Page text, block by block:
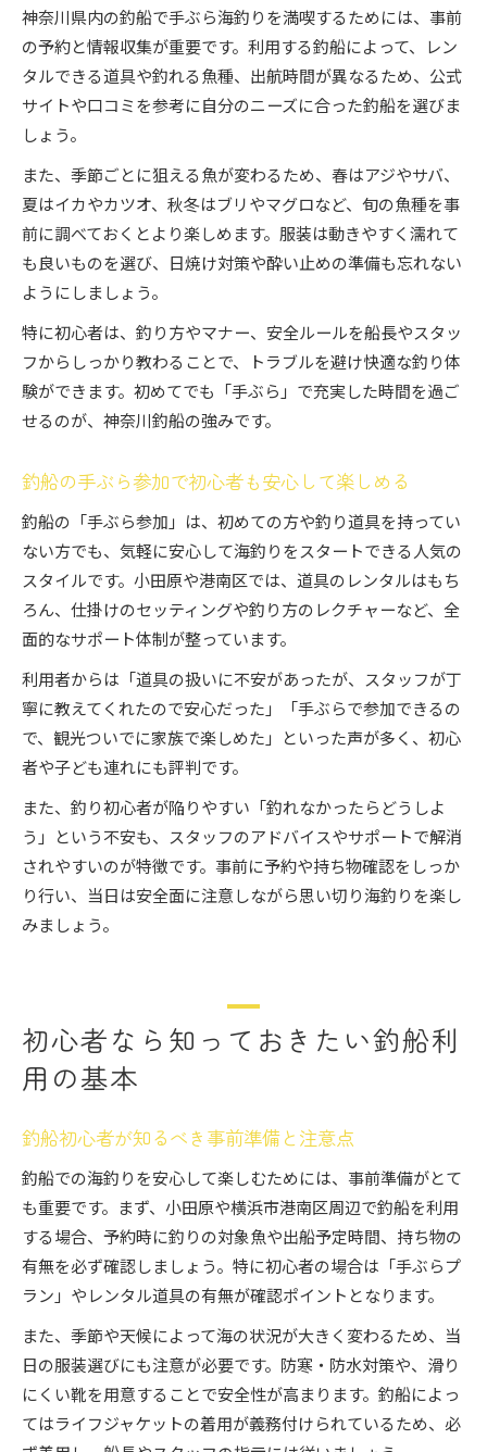
神奈川県内の釣船で手ぶら海釣りを満喫するためには、事前
の予約と情報収集が重要です。利用する釣船によって、レン
タルできる道具や釣れる魚種、出航時間が異なるため、公式
サイトや口コミを参考に自分のニーズに合った釣船を選びま
しょう。
また、季節ごとに狙える魚が変わるため、春はアジやサバ、
夏はイカやカツオ、秋冬はブリやマグロなど、旬の魚種を事
前に調べておくとより楽しめます。服装は動きやすく濡れて
も良いものを選び、日焼け対策や酔い止めの準備も忘れない
ようにしましょう。
特に初心者は、釣り方やマナー、安全ルールを船長やスタッ
フからしっかり教わることで、トラブルを避け快適な釣り体
験ができます。初めてでも「手ぶら」で充実した時間を過ご
せるのが、神奈川釣船の強みです。
釣船の手ぶら参加で初心者も安心して楽しめる
釣船の「手ぶら参加」は、初めての方や釣り道具を持ってい
ない方でも、気軽に安心して海釣りをスタートできる人気の
スタイルです。小田原や港南区では、道具のレンタルはもち
ろん、仕掛けのセッティングや釣り方のレクチャーなど、全
面的なサポート体制が整っています。
利用者からは「道具の扱いに不安があったが、スタッフが丁
寧に教えてくれたので安心だった」「手ぶらで参加できるの
で、観光ついでに家族で楽しめた」といった声が多く、初心
者や子ども連れにも評判です。
また、釣り初心者が陥りやすい「釣れなかったらどうしよ
う」という不安も、スタッフのアドバイスやサポートで解消
されやすいのが特徴です。事前に予約や持ち物確認をしっか
り行い、当日は安全面に注意しながら思い切り海釣りを楽し
みましょう。
初心者なら知っておきたい釣船利
用の基本
釣船初心者が知るべき事前準備と注意点
釣船での海釣りを安心して楽しむためには、事前準備がとて
も重要です。まず、小田原や横浜市港南区周辺で釣船を利用
する場合、予約時に釣りの対象魚や出船予定時間、持ち物の
有無を必ず確認しましょう。特に初心者の場合は「手ぶらプ
ラン」やレンタル道具の有無が確認ポイントとなります。
また、季節や天候によって海の状況が大きく変わるため、当
日の服装選びにも注意が必要です。防寒・防水対策や、滑り
にくい靴を用意することで安全性が高まります。釣船によっ
てはライフジャケットの着用が義務付けられているため、必